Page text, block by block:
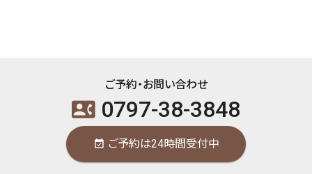
ご予約・お問い合わせ
contact_phone 0797-38-3848
event_available ご予約は24時間受付中